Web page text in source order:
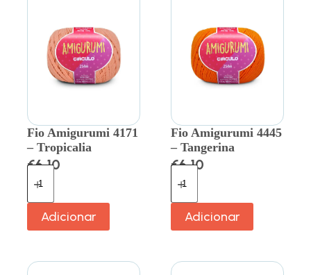
Fio Amigurumi 4171
– Tropicalia
€6.10
Adicionar
Fio Amigurumi 4445
– Tangerina
€6.10
Adicionar